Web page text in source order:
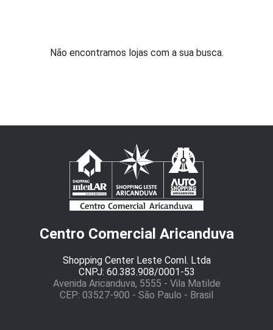
Não encontramos lojas com a sua busca.
Centro Comercial Aricanduva
Shopping Center Leste Coml. Ltda
CNPJ: 60.383.908/0001-53
Avenida Aricanduva, 5555 - Vila Matilde
CEP: 03527-900 - São Paulo - Brasil